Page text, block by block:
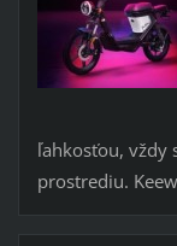
ľahkosťou, vždy
prostrediu.